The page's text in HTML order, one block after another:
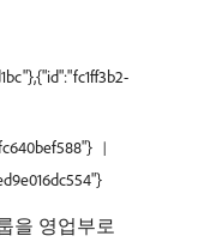
을 영업부로